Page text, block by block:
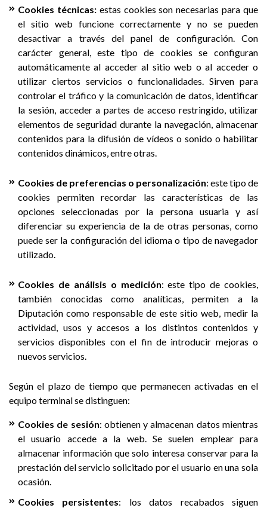
Cookies técnicas:estas cookies son necesarias para que
el sitio web funcione correctamente y no se pueden
desactivar a través del panel de configuración. Con
carácter general, este tipo de cookies se configuran
automáticamente al acceder al sitio web o al acceder o
utilizar ciertos servicios o funcionalidades. Sirven para
controlar el tráfico y la comunicación de datos, identificar
la sesión, acceder a partes de acceso restringido, utilizar
elementos de seguridad durante la navegación, almacenar
contenidos para la difusión de vídeos o sonido o habilitar
contenidos dinámicos, entre otras.
Cookies de preferencias o personalización: este tipo de
cookies permiten recordar las características de las
opciones seleccionadas por la persona usuaria y así
diferenciar su experiencia de la de otras personas, como
puede ser la configuración del idioma o tipo de navegador
utilizado.
Cookies de análisis o medición: este tipo de cookies,
también conocidas como analíticas, permiten a la
Diputación como responsable de este sitio web, medir la
actividad, usos y accesos a los distintos contenidos y
servicios disponibles con el fin de introducir mejoras o
nuevos servicios.
Según el plazo de tiempo que permanecen activadas en el
equipo terminal se distinguen:
Cookies de sesión: obtienen y almacenan datos mientras
el usuario accede a la web. Se suelen emplear para
almacenar información que solo interesa conservar para la
prestación del servicio solicitado por el usuario en una sola
ocasión.
Cookies persistentes: los datos recabados siguen